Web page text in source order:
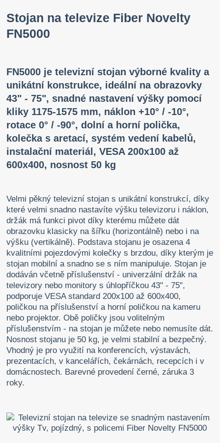
Stojan na televize Fiber Novelty
FN5000
FN5000 je televizní stojan výborné kvality a
unikátní konstrukce, ideální na obrazovky
43" - 75", snadné nastavení výšky pomocí
kliky 1175-1575 mm, náklon +10° / -10°,
rotace 0° / -90°, dolní a horní polička,
kolečka s aretací, systém vedení kabelů,
instalační materiál, VESA 200x100 až
600x400, nosnost 50 kg
Velmi pěkný televizní stojan s unikátní konstrukcí, díky
které velmi snadno nastavíte výšku televizoru i náklon,
držák má funkci pivot díky kterému můžete dát
obrazovku klasicky na šířku (horizontálně) nebo i na
výšku (vertikálně). Podstava stojanu je osazena 4
kvalitními pojezdovými kolečky s brzdou, díky kterým je
stojan mobilní a snadno se s ním manipuluje. Stojan je
dodáván včetně příslušenství - univerzální držák na
televizory nebo monitory s úhlopříčkou 43" - 75",
podporuje VESA standard 200x100 až 600x400,
poličkou na příslušenství a horní poličkou na kameru
nebo projektor. Obě poličky jsou volitelným
příslušenstvím - na stojan je můžete nebo nemusíte dát.
Nosnost stojanu je 50 kg, je velmi stabilní a bezpečný.
Vhodný je pro využití na konferencích, výstavách,
prezentacích, v kancelářích, čekárnách, recepcích i v
domácnostech. Barevné provedení černé, záruka 3
roky.